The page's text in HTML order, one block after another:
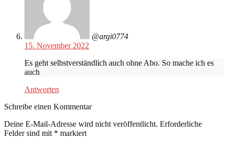
@argi0774
15. November 2022
Es geht selbstverständlich auch ohne Abo. So mache ich es
auch
Antworten
Schreibe einen Kommentar
Deine E-Mail-Adresse wird nicht veröffentlicht. Erforderliche
Felder sind mit * markiert